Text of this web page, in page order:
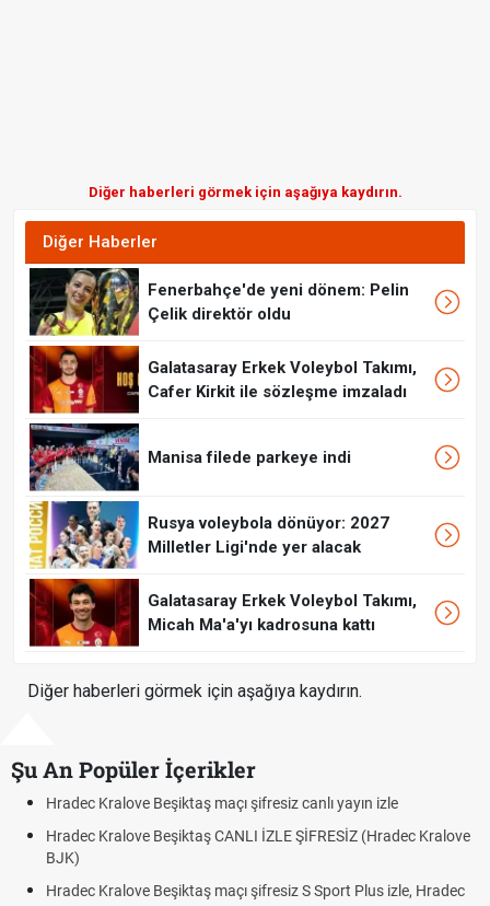
Diğer haberleri görmek için aşağıya kaydırın.
Diğer Haberler
Fenerbahçe'de yeni dönem: Pelin
Çelik direktör oldu
Galatasaray Erkek Voleybol Takımı,
Cafer Kirkit ile sözleşme imzaladı
Manisa filede parkeye indi
Rusya voleybola dönüyor: 2027
Milletler Ligi'nde yer alacak
Galatasaray Erkek Voleybol Takımı,
Micah Ma'a'yı kadrosuna kattı
Diğer haberleri görmek için aşağıya kaydırın.
Şu An Popüler İçerikler
Beşiktaş maçı şifresiz canlı yayın izle
Beşiktaş CANLI İZLE ŞİFRESİZ (Hradec Kralove
Beşiktaş maçı şifresiz S Sport Plus izle, Hradec
Hradec
Hradec
Trivela Nedir?